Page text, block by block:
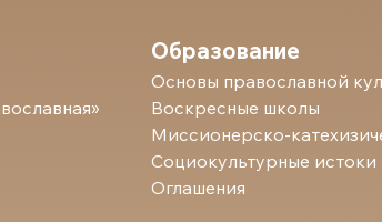
Образование
Основы православной
Воскресные школы
Миссионерско-
Социокультурные истоки
Оглашения